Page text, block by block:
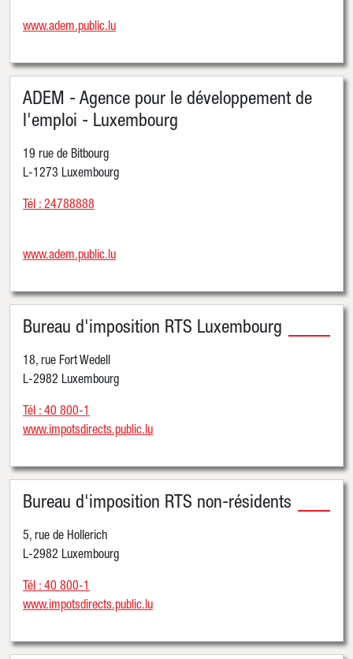
www.adem.public.lu
ADEM - Agence pour le développement de
l'emploi - Luxembourg
19 rue de Bitbourg
L-1273 Luxembourg
Tél : 24788888
www.adem.public.lu
Bureau d'imposition RTS Luxembourg
18, rue Fort Wedell
L-2982 Luxembourg
Tél : 40 800-1
www.impotsdirects.public.lu
Bureau d'imposition RTS non-résidents
5, rue de Hollerich
L-2982 Luxembourg
Tél : 40 800-1
www.impotsdirects.public.lu